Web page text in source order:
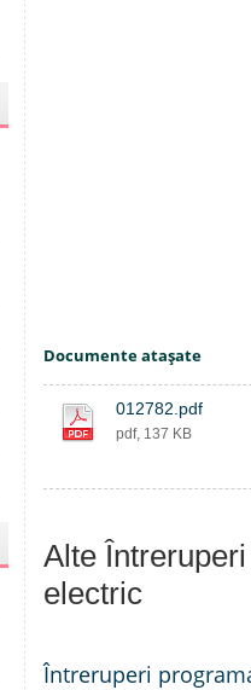
Documente ataşate
012782.pdf
pdf, 137 KB
Alte
electric
Întreruperi